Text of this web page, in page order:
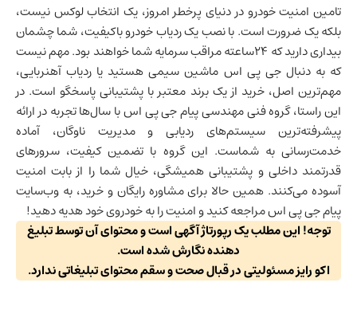
تامین امنیت خودرو در دنیای پرخطر امروز، یک انتخاب لوکس نیست،
بلکه یک ضرورت است. با نصب یک ردیاب خودرو باکیفیت، شما چشمان
بیداری دارید که ۲۴ساعته مراقب سرمایه شما خواهند بود. مهم نیست
که به دنبال جی پی اس ماشین سیمی هستید یا ردیاب آهنربایی،
مهم‌ترین اصل، خرید از یک برند معتبر با پشتیبانی پاسخگو است. در
این راستا، گروه فنی مهندسی پیام جی پی اس با سال‌ها تجربه در ارائه
پیشرفته‌ترین سیستم‌های ردیابی و مدیریت ناوگان، آماده
خدمت‌رسانی به شماست. این گروه با تضمین کیفیت، سرورهای
قدرتمند داخلی و پشتیبانی همیشگی، خیال شما را از بابت امنیت
آسوده می‌کنند. همین حالا برای مشاوره رایگان و خرید، به وب‌سایت
پیام جی پی اس مراجعه کنید و امنیت را به خودروی خود هدیه دهید!
توجه! این مطلب یک رپورتاژ آگهی است و محتوای آن توسط تبلیغ
دهنده نگارش شده است.
اکو رایز مسئولیتی در قبال صحت و سقم محتوای تبلیغاتی ندارد.